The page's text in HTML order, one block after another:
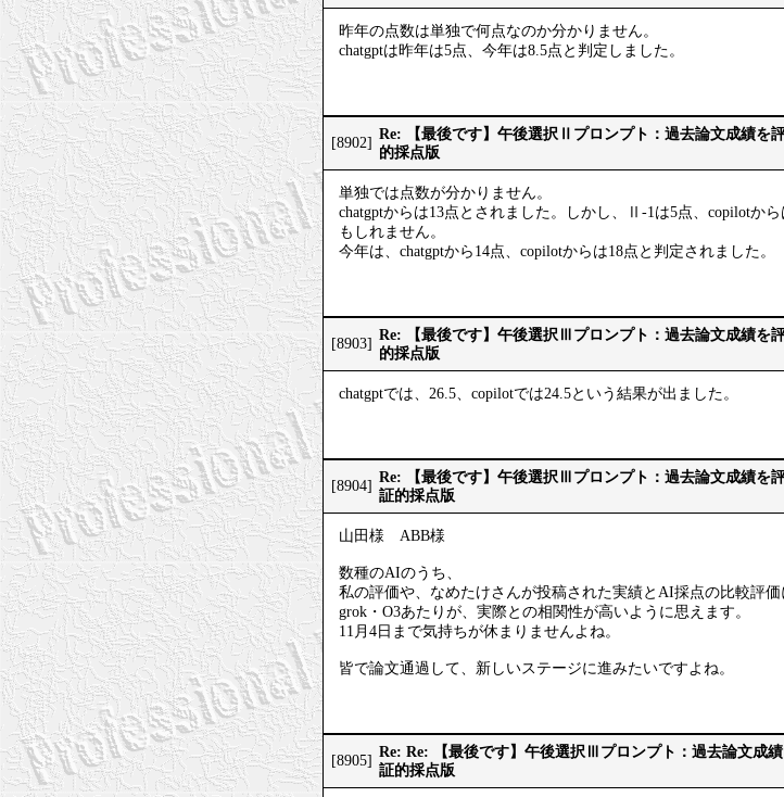
昨年の点数は単独で何点なのか分かりません。
chatgptは昨年は5点、今年は8.5点と判定しました。
[8902]
Re: 【最後です】午後選択Ⅱプロンプト：過去論文成績を
的採点版
単独では点数が分かりません。
chatgptからは13点とされました。しかし、Ⅱ-1は5点、copilotか
もしれません。
今年は、chatgptから14点、copilotからは18点と判定されました。
[8903]
Re: 【最後です】午後選択Ⅲプロンプト：過去論文成績を
的採点版
chatgptでは、26.5、copilotでは24.5という結果が出ました。
[8904]
Re: 【最後です】午後選択Ⅲプロンプト：過去論文成績を
証的採点版
山田様 ABB様
数種のAIのうち、
私の評価や、なめたけさんが投稿された実績とAI採点の比較評価
grok・O3あたりが、実際との相関性が高いように思えます。
11月4日まで気持ちが休まりませんよね。
皆で論文通過して、新しいステージに進みたいですよね。
[8905]
Re: Re: 【最後です】午後選択Ⅲプロンプト：過去論文成
証的採点版